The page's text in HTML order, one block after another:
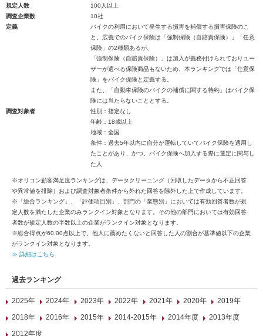
規定人数
100人以上
調査企業数
10社
定義
バイクの利用において発生する損害を補償する損害保険のこ
と。広義でのバイク保険は「強制保険（自賠責保険）」「任意
保険」の2種類あるが、
「強制保険（自賠責保険）」は加入が義務付けられておりユー
ザーが選べる保険商品もないため、本ランキングでは「任意保
険」をバイク保険と定義する。
また、「自動車保険のバイクの補償に関する特約」はバイク保
険には当たらないこととする。
調査対象者
性別：指定なし
年齢：18歳以上
地域：全国
条件：過去5年以内に自分が運転していてバイク保険を適用し
たことがあり、かつ、バイク保険へ加入する際に選定に関与し
た人
※オリコン顧客満足度ランキングは、データクリーニング（回収したデータから不正回答
や異常値を排除）および調査対象者条件から外れた回答を除外した上で作成しています。
※「総合ランキング」、「評価項目別」、部門の「業態別」においては有効回答者数が規
定人数を満たした企業のみランクイン対象となります。その他の部門においては有効回答
者数が規定人数の半数以上の企業がランクイン対象となります。
※総合得点が60.00点以上で、他人に薦めたくないと回答した人の割合が基準値以下の企業
がランクイン対象となります。
≫ 詳細はこちら
過去ランキング
2025年 2024年 2023年 2022年 2021年 2020年
2019年
2018年
2016年 2015年 2014-2015年 2014年度
2013年度
2012年度